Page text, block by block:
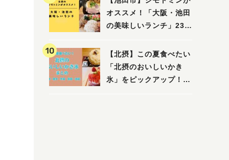
えたい/教えて）
オススメ！「大阪・池田
の美味しいランチ」23
【北摂】この夏食べたい
「北摂のおいしいかき
氷」をピックアップ！